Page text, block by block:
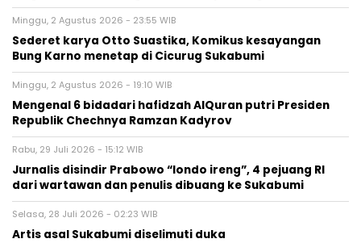
Minggu, 2 Agustus 2026 - 23:55 WIB
Sederet karya Otto Suastika, Komikus kesayangan
Bung Karno menetap di Cicurug Sukabumi
Minggu, 2 Agustus 2026 - 19:10 WIB
Mengenal 6 bidadari hafidzah AlQuran putri Presiden
Republik Chechnya Ramzan Kadyrov
Rabu, 29 Juli 2026 - 15:12 WIB
Jurnalis disindir Prabowo “londo ireng”, 4 pejuang RI
dari wartawan dan penulis dibuang ke Sukabumi
Selasa, 28 Juli 2026 - 02:23 WIB
Artis asal Sukabumi diselimuti duka